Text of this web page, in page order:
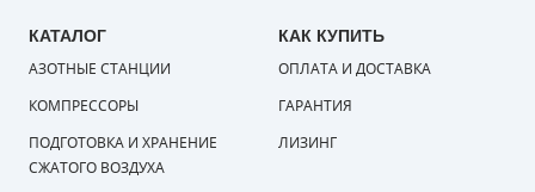
КАТАЛОГ
АЗОТНЫЕ СТАНЦИИ
КОМПРЕССОРЫ
ПОДГОТОВКА И ХРАНЕНИЕ
СЖАТОГО ВОЗДУХА
КАК КУПИТЬ
ОПЛАТА И ДОСТАВКА
ГАРАНТИЯ
ЛИЗИНГ